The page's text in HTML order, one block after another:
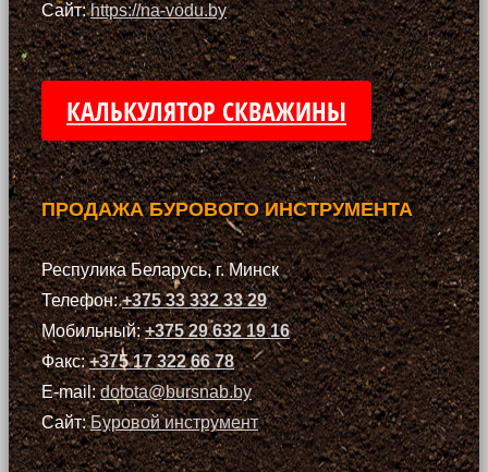
Сайт:https://na-vodu.by
КАЛЬКУЛЯТОР СКВАЖИНЫ
ПРОДАЖА БУРОВОГО ИНСТРУМЕНТА
Респулика Беларусь, г. Минск
Телефон:+375 33 332 33 29
Мобильный:+375 29 632 19 16
Факс:+375 17 322 66 78
E-mail:dolota@bursnab.by
Сайт:Буровой инструмент